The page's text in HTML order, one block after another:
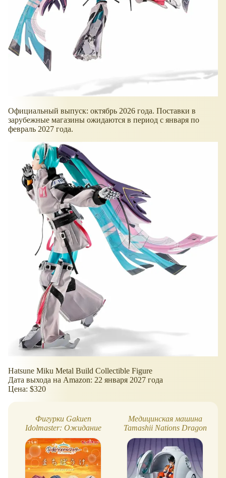
Официальный выпуск: октябрь 2026 года. Поставки в
зарубежные магазины ожидаются в период с января по
февраль 2027 года.
Hatsune Miku Metal Build Collectible Figure
Дата выхода на Amazon: 22 января 2027 года
Цена: $320
Фигурки Gakuen
Idolmaster: Ожидание
Медицинская машина
Tamashii Nations Dragon
Ball Z от S.H.Figuarts